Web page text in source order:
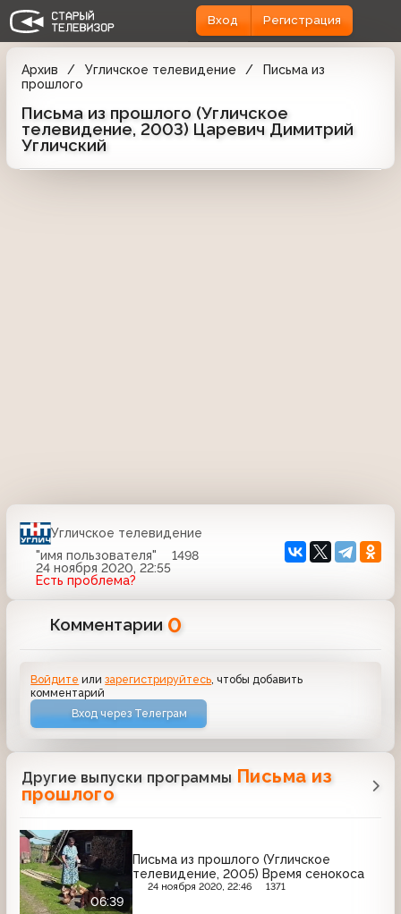
Вход Регистрация
Архив Угличское телевидение
Письма из
прошлого
Письма из прошлого (Угличское
телевидение, 2003) Царевич Димитрий
Угличский
Угличское телевидение
"имя пользователя"
1498
24 ноября 2020, 22:55
Есть проблема?
Комментарии 0
Войдите илизарегистрируйтесь , чтобы добавить
комментарий
Вход через Телеграм
Другие выпуски программы Письма из
прошлого
06:39
Письма из прошлого (Угличское
телевидение, 2005) Время сенокоса
24 ноября 2020, 22:46 1371